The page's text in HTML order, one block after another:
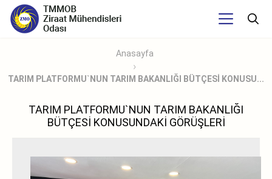
Anasayfa
TARIM PLATFORMU`NUN TARIM BAKANLIĞI BÜTÇESİ KONUSU...
TARIM PLATFORMU`NUN TARIM BAKANLIĞI
BÜTÇESİ KONUSUNDAKİ GÖRÜŞLERİ